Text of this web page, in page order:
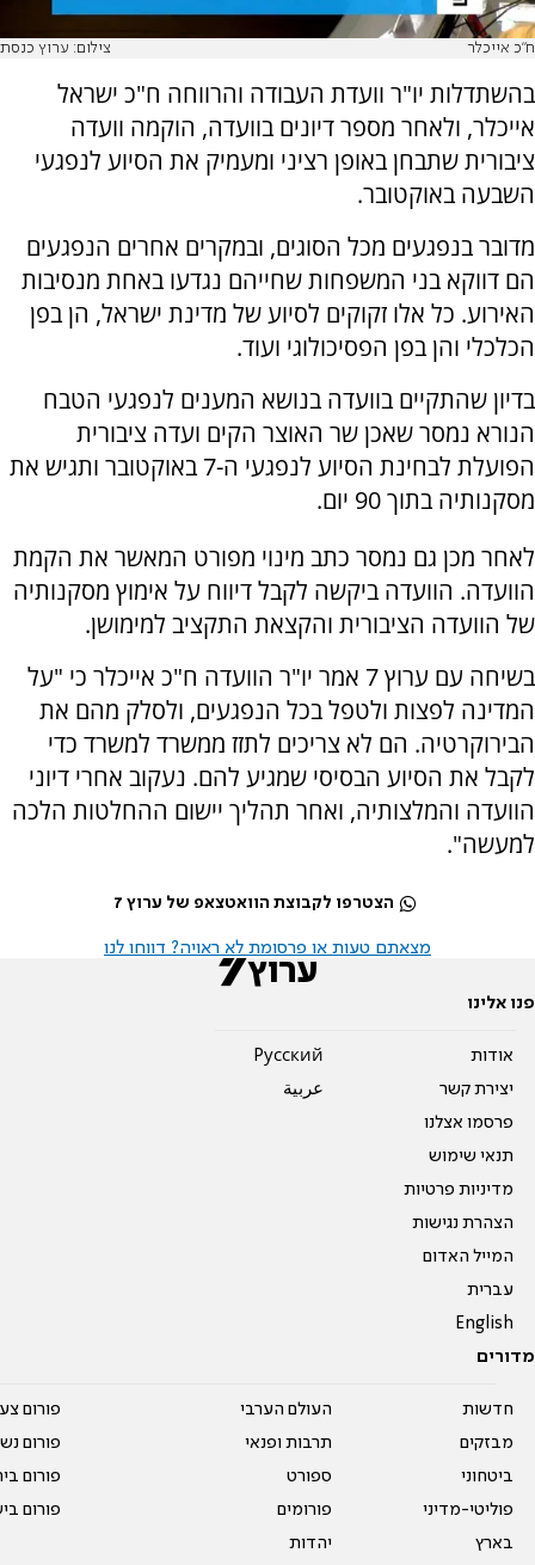
ח"כ אייכלר צילום: ערוץ כנסת
בהשתדלות יו"ר וועדת העבודה והרווחה ח"כ ישראל
אייכלר, ולאחר מספר דיונים בוועדה, הוקמה וועדה
ציבורית שתבחן באופן רציני ומעמיק את הסיוע לנפגעי
השבעה באוקטובר.
מדובר בנפגעים מכל הסוגים, ובמקרים אחרים הנפגעים
הם דווקא בני המשפחות שחייהם נגדעו באחת מנסיבות
האירוע. כל אלו זקוקים לסיוע של מדינת ישראל, הן בפן
הכלכלי והן בפן הפסיכולוגי ועוד.
בדיון שהתקיים בוועדה בנושא המענים לנפגעי הטבח
הנורא נמסר שאכן שר האוצר הקים ועדה ציבורית
הפועלת לבחינת הסיוע לנפגעי ה-7 באוקטובר ותגיש את
מסקנותיה בתוך 90 יום.
לאחר מכן גם נמסר כתב מינוי מפורט המאשר את הקמת
הוועדה. הוועדה ביקשה לקבל דיווח על אימוץ מסקנותיה
של הוועדה הציבורית והקצאת התקציב למימושן.
בשיחה עם ערוץ 7 אמר יו"ר הוועדה ח"כ אייכלר כי "על
המדינה לפצות ולטפל בכל הנפגעים, ולסלק מהם את
הבירוקרטיה. הם לא צריכים לתזז ממשרד למשרד כדי
לקבל את הסיוע הבסיסי שמגיע להם. נעקוב אחרי דיוני
הוועדה והמלצותיה, ואחר תהליך יישום ההחלטות הלכה
למעשה".
הצטרפו לקבוצת הוואטצאפ של ערוץ 7
מצאתם טעות או פרסומת לא ראויה? דווחו לנו
פנו אלינו
אודות
יצירת קשר
פרסמו אצלנו
תנאי שימוש
מדיניות פרטיות
הצהרת נגישות
המייל האדום
עברית
English
Pусский
عربية
מדורים
חדשות
מבזקים
ביטחוני
פוליטי-מדיני
בארץ
העולם הערבי
תרבות ופנאי
ספורט
פורומים
יהדות
פורום
פורום
פורום
פורום